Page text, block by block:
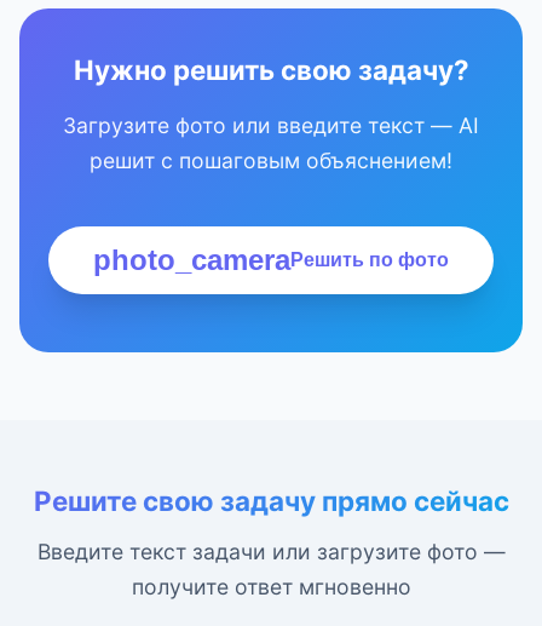
Нужно решить свою задачу?
Загрузите фото или введите текст — AI
решит с пошаговым объяснением!
photo_cameraРешить по фото
Решите свою задачу прямо сейчас
Введите текст задачи или загрузите фото —
получите ответ мгновенно